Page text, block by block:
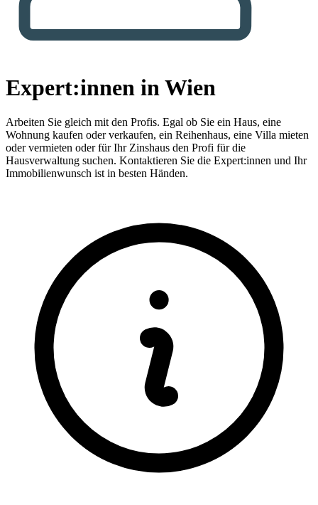
Expert:innen in Wien
Arbeiten Sie gleich mit den Profis. Egal ob Sie ein Haus, eine
Wohnung kaufen oder verkaufen, ein Reihenhaus, eine Villa mieten
oder vermieten oder für Ihr Zinshaus den Profi für die
Hausverwaltung suchen. Kontaktieren Sie die Expert:innen und Ihr
Immobilienwunsch ist in besten Händen.